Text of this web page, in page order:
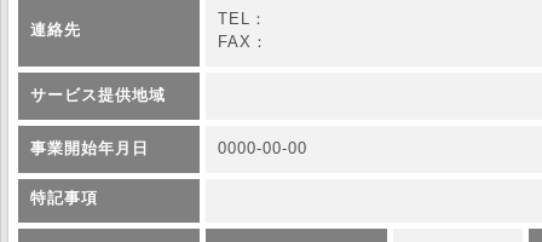
連絡先
TEL：
FAX：
サービス提供地域
事業開始年月日 0000-00-00
特記事項